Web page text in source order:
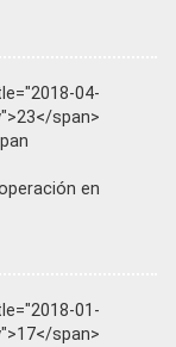
04-
span>
en
01-
span>